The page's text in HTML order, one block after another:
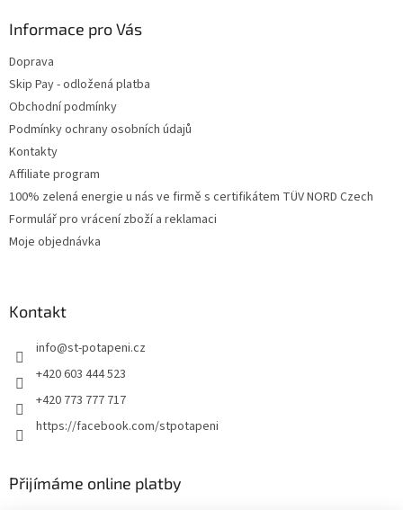
Informace pro Vás
Doprava
Skip Pay - odložená platba
Obchodní podmínky
Podmínky ochrany osobních údajů
Kontakty
Affiliate program
100% zelená energie u nás ve firmě s certifikátem TÜV NORD Czech
Formulář pro vrácení zboží a reklamaci
Moje objednávka
Kontakt
info@st-potapeni.cz
+420 603 444 523
+420 773 777 717
https://facebook.com/stpotapeni
Přijímáme online platby